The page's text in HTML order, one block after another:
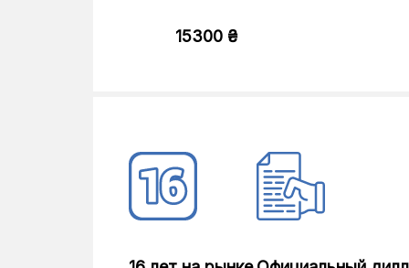
15300 ₴